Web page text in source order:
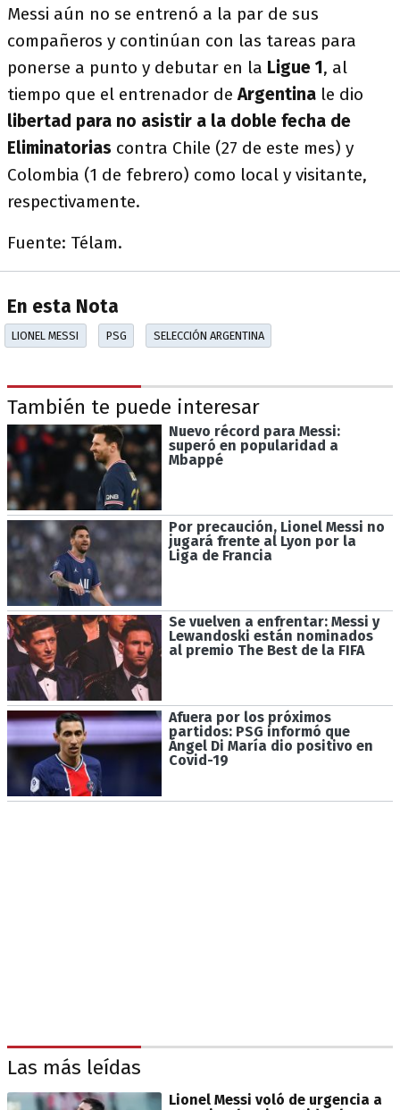
Messi aún no se entrenó a la par de sus
compañeros y continúan con las tareas para
ponerse a punto y debutar en la Ligue 1, al
tiempo que el entrenador deArgentina le dio
libertad para no asistir a la doble fecha de
Eliminatorias contra Chile (27 de este mes) y
Colombia (1 de febrero) como local y visitante,
respectivamente.
Fuente: Télam.
En esta Nota
LIONEL MESSI PSG SELECCIÓN ARGENTINA
También te puede interesar
Nuevo récord para Messi:
superó en popularidad a
Mbappé
Por precaución, Lionel Messi no
jugará frente al Lyon por la
Liga de Francia
Se vuelven a enfrentar: Messi y
Lewandoski están nominados
al premio The Best de la FIFA
Afuera por los próximos
partidos: PSG informó que
Ángel Di María dio positivo en
Covid-19
Las más leídas
Lionel Messi voló de urgencia a